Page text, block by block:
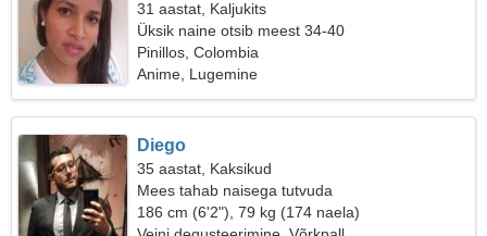
31 aastat, Kaljukits
Üksik naine otsib meest 34-40
Pinillos, Colombia
Anime, Lugemine
Diego
35 aastat, Kaksikud
Mees tahab naisega tutvuda
186 cm (6'2"), 79 kg (174 naela)